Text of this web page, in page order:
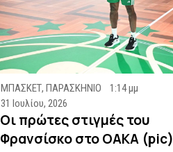
ΜΠΑΣΚΕΤ, ΠΑΡΑΣΚΗΝΙΟ
1:14 μμ
31 Ιουλίου, 2026
Οι πρώτες στιγμές του
Φρανσίσκο στο ΟΑΚΑ (pic)